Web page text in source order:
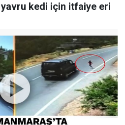
kedi için itfaiye eri